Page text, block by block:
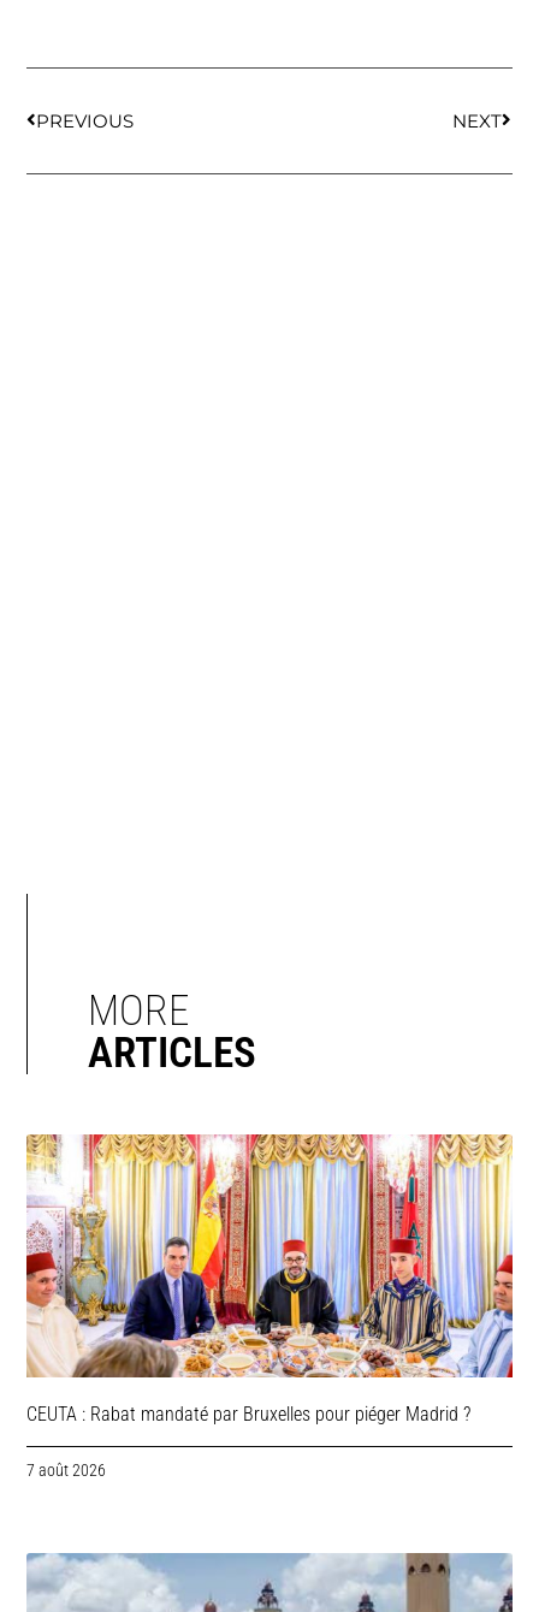
PREVIOUS NEXT
MORE
ARTICLES
CEUTA : Rabat mandaté par Bruxelles pour piéger Madrid ?
7 août 2026